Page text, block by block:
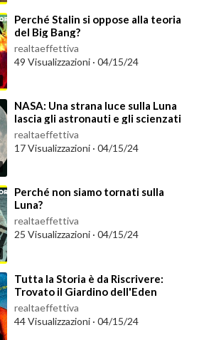
⁣Perché Stalin si oppose alla teoria
del Big Bang?
realtaeffettiva
49 Visualizzazioni · 04/15/24
⁣NASA: Una strana luce sulla Luna
lascia gli astronauti e gli scienzati
increduli
realtaeffettiva
17 Visualizzazioni · 04/15/24
⁣Perché non siamo tornati sulla
Luna?
realtaeffettiva
25 Visualizzazioni · 04/15/24
⁣Tutta la Storia è da Riscrivere:
Trovato il Giardino dell'Eden
realtaeffettiva
44 Visualizzazioni · 04/15/24